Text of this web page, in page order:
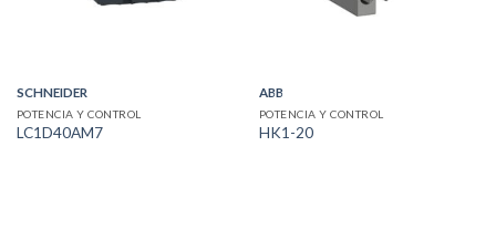
SCHNEIDER
POTENCIA Y CONTROL
LC1D40AM7
ABB
POTENCIA Y CONTROL
HK1-20